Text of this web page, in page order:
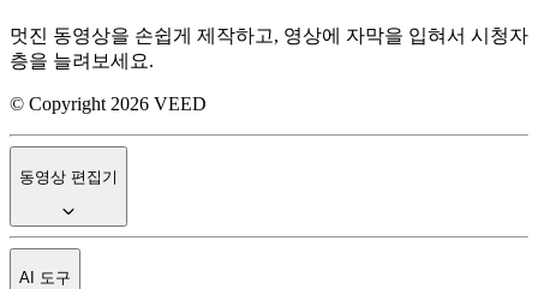
멋진 동영상을 손쉽게 제작하고, 영상에 자막을 입혀서 시청자
층을 늘려보세요.
© Copyright 2026 VEED
동영상 편집기
AI 도구